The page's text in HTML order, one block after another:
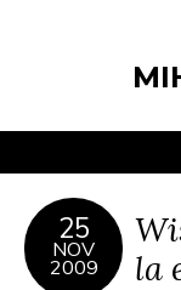
25
NOV
2009
la